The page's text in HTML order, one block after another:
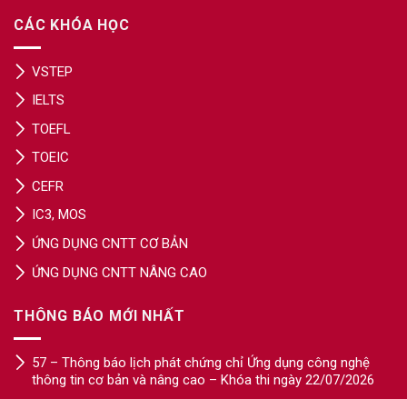
CÁC KHÓA HỌC
VSTEP
ỨNG DỤNG CNTT CƠ BẢN
ỨNG DỤNG CNTT NÂNG CAO
IC3, MOS
IELTS
TOEFL
TOEIC
CEFR
THÔNG BÁO MỚI NHẤT
57 – Thông báo lịch phát chứng chỉ Ứng dụng công nghệ
thông tin cơ bản và nâng cao – Khóa thi ngày 22/07/2026